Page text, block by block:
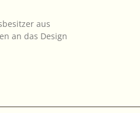
aus
an das Design